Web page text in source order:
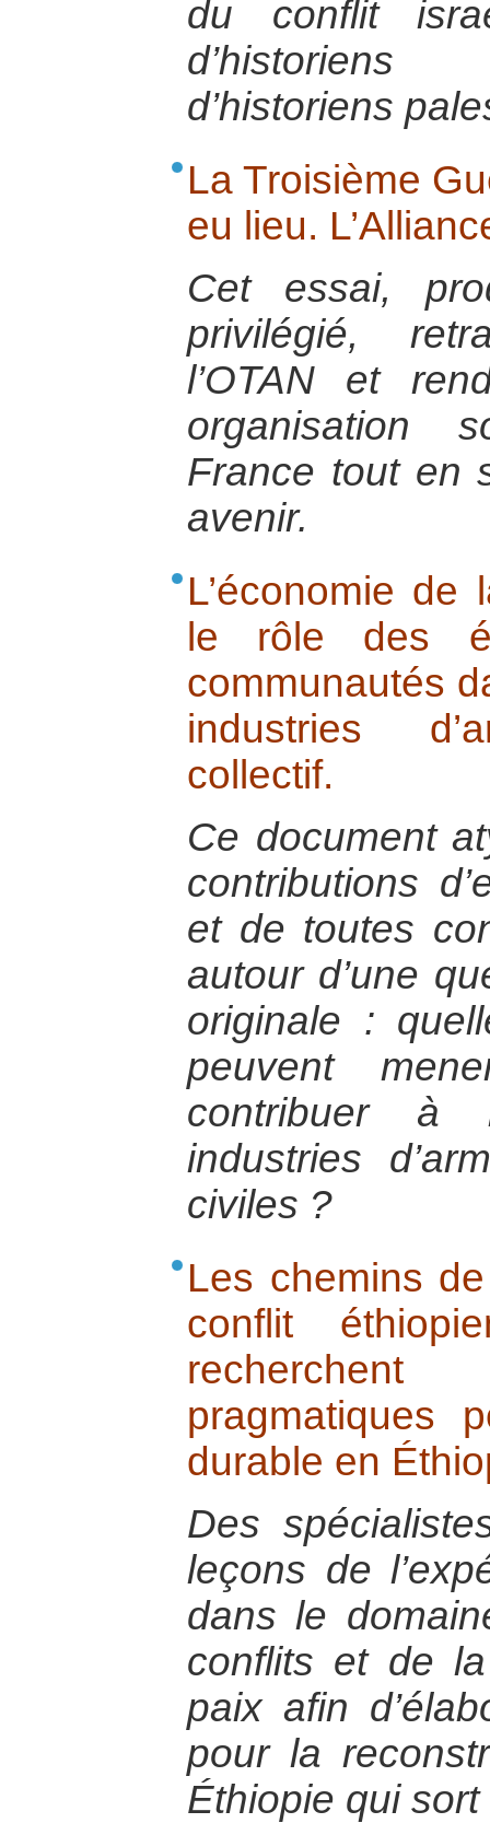
du conflit
d’historiens
La Troisième
eu lieu.
Cet essai,
privilégié,
l’OTAN et
organisation
France tout en
avenir.
L’économie
le rôle des
communautés
industries
collectif.
Ce document
contributions
et de toutes
autour d’une
originale :
peuvent
contribuer à
industries
civiles ?
Les chemins
conflit
pragmatiques
durable en
Des
leçons de
dans le
conflits et de
paix afin
pour la
Éthiopie qui sort